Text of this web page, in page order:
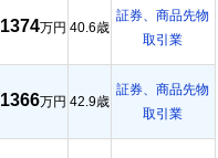
1374万円 40.6歳
証券、商品先物
取引業
1366万円 42.9歳
証券、商品先物
取引業